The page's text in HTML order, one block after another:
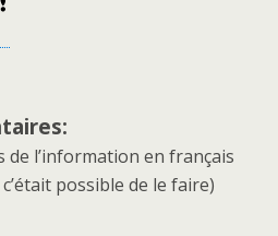
l’information en français
possible de le faire)